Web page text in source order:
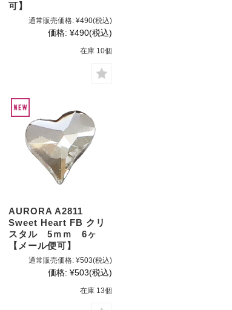
可】
通常販売価格: ¥490(税込)
価格: ¥490(税込)
在庫 10個
AURORA A2811
Sweet Heart FB クリ
スタル 5ｍｍ 6ヶ
【メール便可】
通常販売価格: ¥503(税込)
価格: ¥503(税込)
在庫 13個